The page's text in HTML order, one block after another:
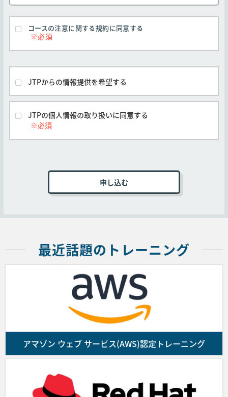
約を変更できるものとします。なお、この場合
弊社はただちに弊社Webサイトに変更後の規約
を掲示するものとします。但し、本規約の変更
前に申し込みがなされたコースについては、本
規約の変更期日後の実施または提供であって
されるものとします。
弊社とお客様間で別途の合意がなされた場合を
除き、すべてのコースに対し本規約が適用され
他社開催のコースは他社の定める契約条件がそ
れぞれ本条に優先して適用されるものとし、本
号は適用されません。
コースの受講を申し込むお客様は弊社Webサイト
いただいた上オンラインで送信するか、弊社指定
いた上、メール、ファックス、郵送のいずれかの
方法で送付することでコースの受講を申し込むも
のとします。
弊社は前項の申し込み受付後、請求書を送付しま
す。ご入金を確認の上、コース受講確認メールを
送付します。なお、お客様が申し込んだコースの
提供に係る契約の成立は受講確認メールの配信を
もって成立します。また、満席によるコースの受
付終了等の理由により受講の申し込みを受付でき
ない場合はお客様にその旨通知するものとしま
コースの注意に関する規約に同意する
JTPからの情報提供を希望する
JTPの個人情報の取り扱いに同意する
最近話題のトレーニング
アマゾン ウェブ サービス(AWS)認定トレーニング